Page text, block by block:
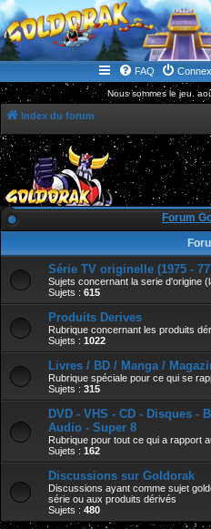
le site de la Lune Rouge
FAQ
Nous sommes le jeu.
Index du forum
Forum
Série TV originelle (1975 -
Sujets concernant la serie d'origine
Sujets : 615
Produits Derives
Rubrique concernant les produits
Sujets : 1022
Livres / BD / Manga /
Rubrique spéciale pour ce qui se
Sujets : 315
DVD - VHS - CD - Disques -
Audio - Super 8
Rubrique pour tout ce qui a rapport
Sujets : 162
Discussions sur Goldorak
Discussions ayant comme sujet
série ou aux produits dérivés
Sujets : 480